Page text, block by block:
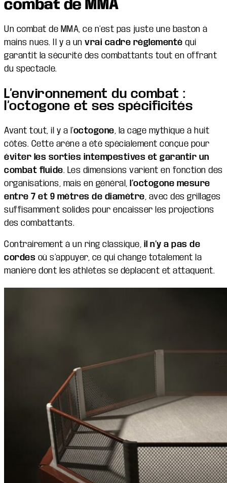
combat de MMA
Un combat de MMA, ce n’est pas juste une baston à
mains nues. Il y a un vrai cadre réglementé qui
garantit la sécurité des combattants tout en offrant
du spectacle.
L’environnement du combat :
l’octogone et ses spécificités
Avant tout, il y a l’octogone, la cage mythique à huit
côtés. Cette arène a été spécialement conçue pour
éviter les sorties intempestives et garantir un
combat fluide. Les dimensions varient en fonction des
organisations, mais en général, l’octogone mesure
entre 7 et 9 mètres de diamètre, avec des grillages
suffisamment solides pour encaisser les projections
des combattants.
Contrairement à un ring classique, il n’y a pas de
cordes où s’appuyer, ce qui change totalement la
manière dont les athlètes se déplacent et attaquent.